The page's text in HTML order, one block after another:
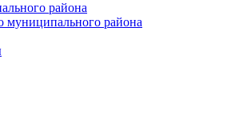
района
района